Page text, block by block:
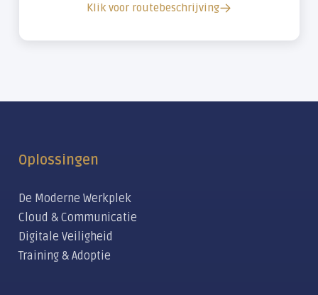
Klik voor routebeschrijving
Oplossingen
De Moderne Werkplek
Cloud & Communicatie
Digitale Veiligheid
Training & Adoptie